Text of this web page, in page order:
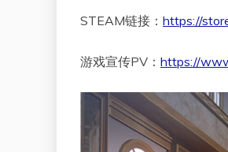
STEAM链接： https://
游戏宣传PV： https://